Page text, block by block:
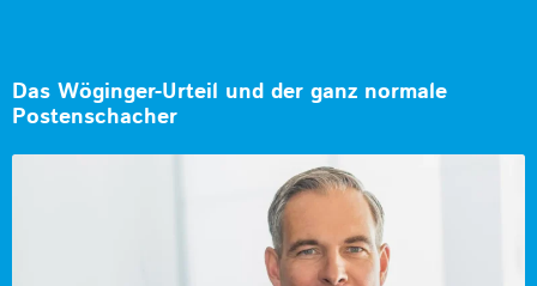
Das Wöginger-Urteil und der ganz normale
Postenschacher